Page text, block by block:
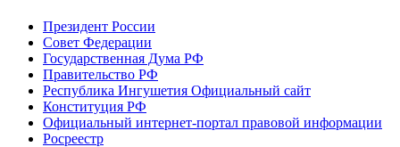
Президент России
Совет Федерации
Государственная Дума РФ
Правительство РФ
Республика Ингушетия Официальный сайт
Конституция РФ
Официальный интернет-портал правовой информации
Росреестр